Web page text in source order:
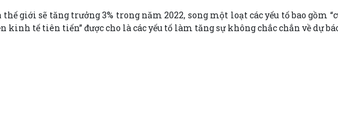
giới sẽ tăng trưởng 3% trong năm 2022, song một loạt các yếu tố bao gồm
tế tiên tiến” được cho là các yếu tố làm tăng sự không chắc chắn về dự